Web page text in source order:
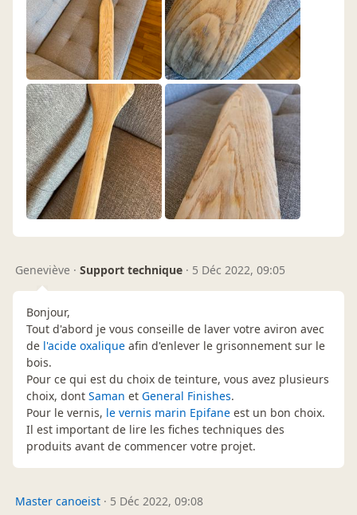
Geneviève · Support technique · 5 Déc 2022, 09:05
Bonjour,
Tout d'abord je vous conseille de laver votre aviron avec
de l'acide oxalique afin d'enlever le grisonnement sur le
bois.
Pour ce qui est du choix de teinture, vous avez plusieurs
choix, dont Saman et General Finishes.
Pour le vernis, le vernis marin Epifane est un bon choix.
Il est important de lire les fiches techniques des
produits avant de commencer votre projet.
Master canoeist · 5 Déc 2022, 09:08